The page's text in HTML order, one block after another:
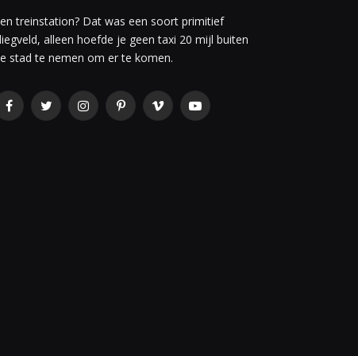
treinstation? Dat was een soort primitief
alleen hoefde je geen taxi 20 mijl buiten
stad te nemen om er te komen.
FacebookTwitter InstagramPinterestVimeo YouTube